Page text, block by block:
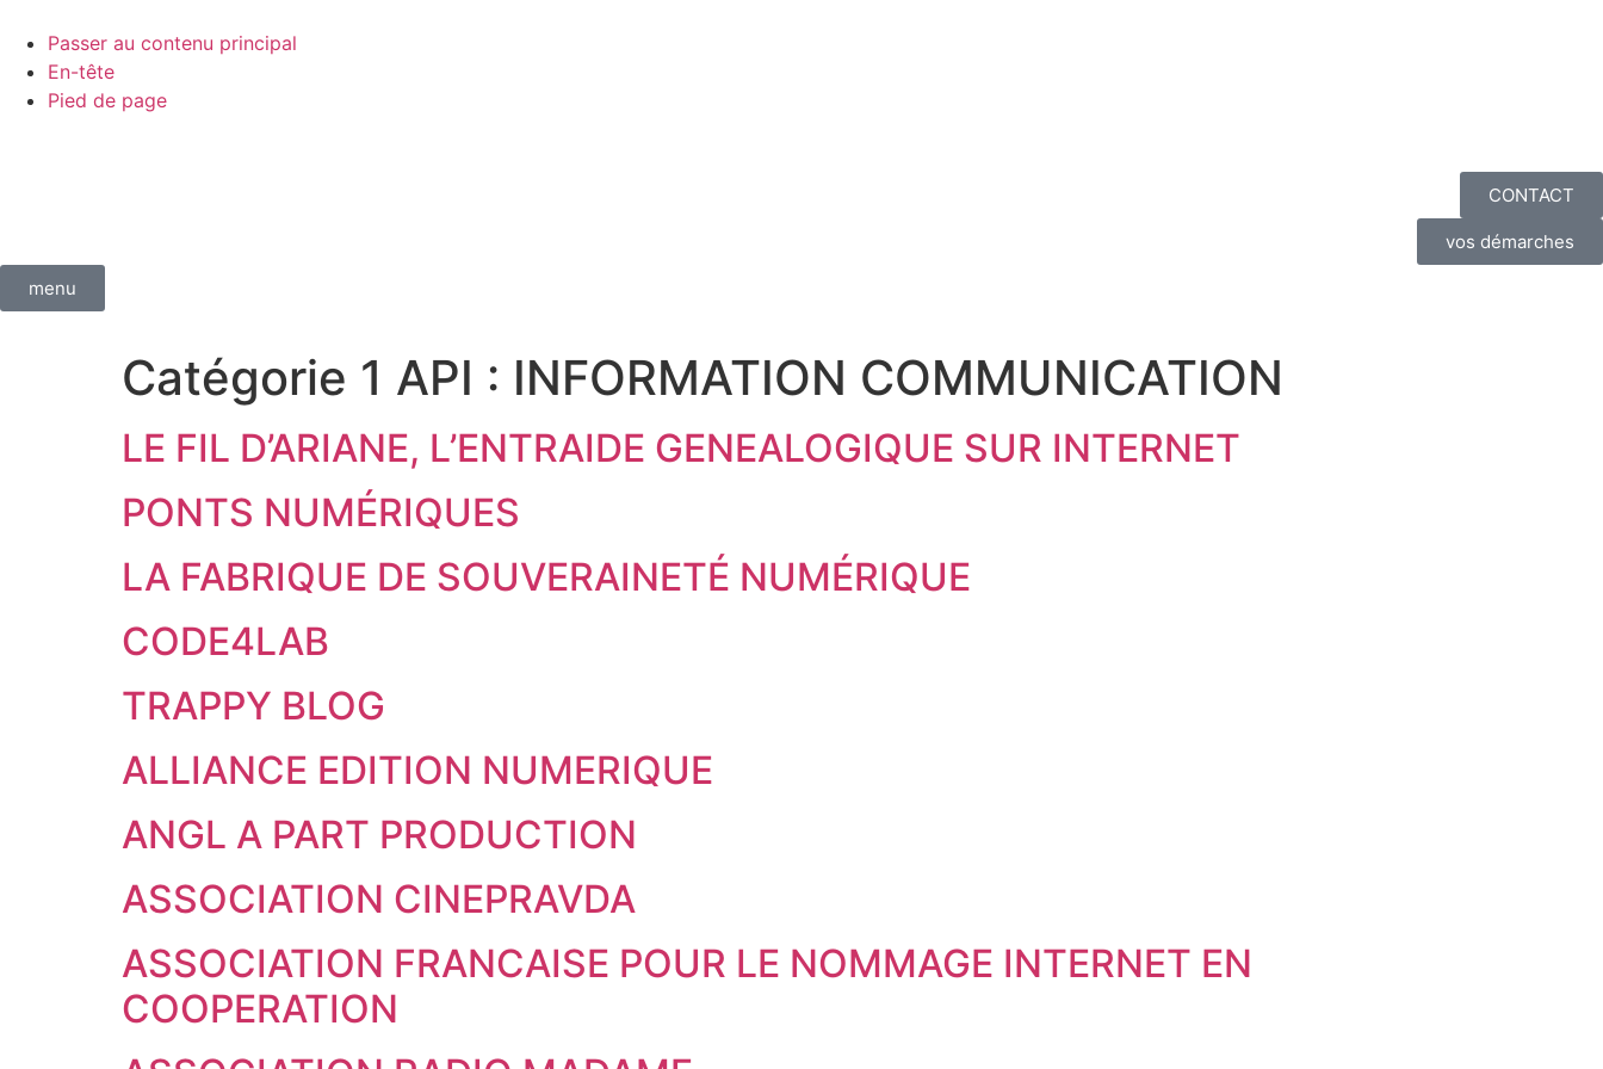
Passer au contenu principal
En-tête
Pied de page
CONTACT
vos démarches
menu
Catégorie 1 API : INFORMATION COMMUNICATION
LE FIL D’ARIANE, L’ENTRAIDE GENEALOGIQUE SUR INTERNET
PONTS NUMÉRIQUES
LA FABRIQUE DE SOUVERAINETÉ NUMÉRIQUE
CODE4LAB
TRAPPY BLOG
ALLIANCE EDITION NUMERIQUE
ANGL A PART PRODUCTION
ASSOCIATION CINEPRAVDA
ASSOCIATION FRANCAISE POUR LE NOMMAGE INTERNET EN
COOPERATION